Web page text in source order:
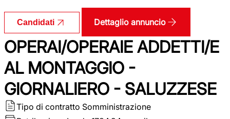
Candidati Dettaglio annuncio
OPERAI/OPERAIE ADDETTI/E
AL MONTAGGIO -
GIORNALIERO - SALUZZESE
Tipo di contratto Somministrazione